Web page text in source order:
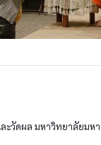
ะวัดผล มหาวิทยาลัยมห